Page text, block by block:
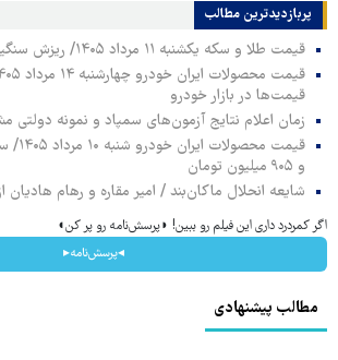
پربازدیدترین‌ مطالب
قیمت طلا و سکه یکشنبه ۱۱ مرداد ۱۴۰۵/ ریزش سنگین سکه امامی
قیمت‌ها در بازار خودرو
زمان اعلام نتایج آزمون‌های سمپاد و نمونه
قیمت
و ۹۰۵ میلیون تومان
شایعه انحلال ماکان‌بند / امیر مقاره و رهام
اگر کمردرد داری این فیلم رو ببین! ◗پرسش‌نامه رو پر کن◖
◂پرسش‌نامه▸
مطالب پیشنهادی